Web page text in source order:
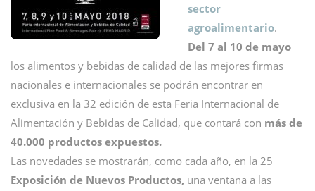
sector
agroalimentario.
Del 7 al 10 de mayo
los alimentos y bebidas de calidad de las mejores firmas
nacionales e internacionales se podrán encontrar en
exclusiva en la 32 edición de esta Feria Internacional de
Alimentación y Bebidas de Calidad, que contará con más de
40.000 productos expuestos.
Las novedades se mostrarán, como cada año, en la 25
Exposición de Nuevos Productos, una ventana a las